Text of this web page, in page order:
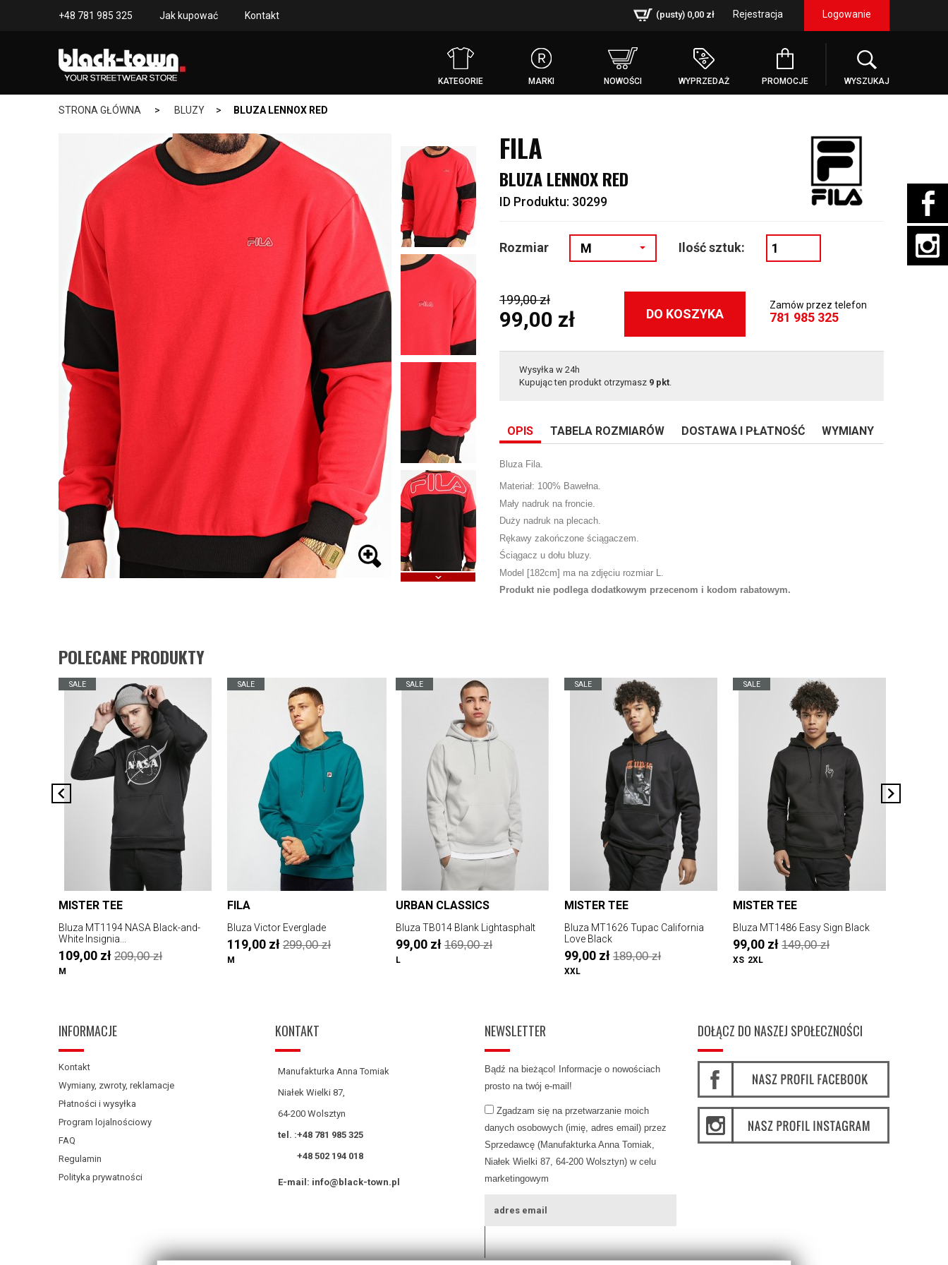
+48 781 985 325 Jak kupować Kontakt Rejestracja Logowanie
(pusty) 0,00 zł
KATEGORIE MARKI NOWOŚCI WYPRZEDAŻ PROMOCJE WYSZUKAJ
STRONA GŁÓWNA > BLUZY > BLUZA LENNOX RED
FILA
BLUZA LENNOX RED
ID Produktu: 30299
Rozmiar M Ilość sztuk:
199,00 zł
99,00 zł DO KOSZYKA
Zamów przez telefon
781 985 325
Wysyłka w 24h
Kupując ten produkt otrzymasz 9 pkt.
OPIS TABELA ROZMIARÓW DOSTAWA I PŁATNOŚĆ WYMIANY
Bluza Fila.
Materiał: 100% Bawełna.
Mały nadruk na froncie.
Duży nadruk na plecach.
Rękawy zakończone ściągaczem.
Ściągacz u dołu bluzy.
Model [182cm] ma na zdjęciu rozmiar L.
Produkt nie podlega dodatkowym przecenom i kodom rabatowym.
POLECANE PRODUKTY
SALE
MISTER TEE
Bluza MT1194 NASA Black-and-
White Insignia...
109,00 zł 209,00 zł
M
SALE
FILA
Bluza Victor Everglade
119,00 zł 299,00 zł
M
SALE
URBAN CLASSICS
Bluza TB014 Blank Lightasphalt
99,00 zł 169,00 zł
L
SALE
MISTER TEE
Bluza MT1626 Tupac California
Love Black
99,00 zł 189,00 zł
XXL
SALE
MISTER TEE
Bluza MT1486 Easy Sign Black
99,00 zł 149,00 zł
XS 2XL
INFORMACJE
Kontakt
Wymiany, zwroty, reklamacje
Płatności i wysyłka
Program lojalnościowy
FAQ
Regulamin
Polityka prywatności
KONTAKT
Manufakturka Anna Tomiak
Niałek Wielki 87,
64-200 Wolsztyn
tel. :+48 781 985 325
+48 502 194 018
E-mail: info@black-town.pl
NEWSLETTER
Bądź na bieżąco! Informacje o nowościach
prosto na twój e-mail!
Zgadzam się na przetwarzanie moich
danych osobowych (imię, adres email) przez
Sprzedawcę (Manufakturka Anna Tomiak,
Niałek Wielki 87, 64-200 Wolsztyn) w celu
marketingowym
DOŁĄCZ DO NASZEJ SPOŁECZNOŚCI